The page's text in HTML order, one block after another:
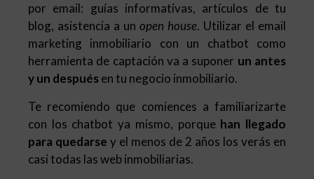
por email: guías informativas, artículos de tu
blog, asistencia a un open house. Utilizar el email
marketing inmobiliario con un chatbot como
herramienta de captación va a suponer un antes
y un despuésen tu negocio inmobiliario.
Te recomiendo que comiences a familiarizarte
con los chatbot ya mismo, porque han llegado
para quedarse y el menos de 2 años los verás en
casi todas las web inmobiliarias.